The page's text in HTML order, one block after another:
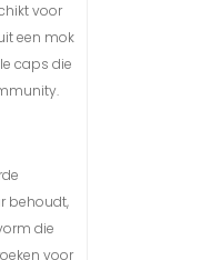
voor
een mok
caps die
behoudt,
die
voor